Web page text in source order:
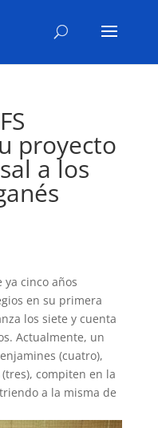
proyecto
a los
ya cinco años
en su primera
los siete y cuenta
Actualmente, un
(cuatro),
compiten en la
a la misma de